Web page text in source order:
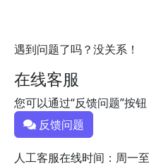
遇到问题了吗？没关系！
在线客服
您可以通过“反馈问题”按
反馈问题
人工客服在线时间：周一